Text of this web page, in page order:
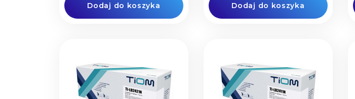
Dodaj do koszyka Dodaj do koszyka